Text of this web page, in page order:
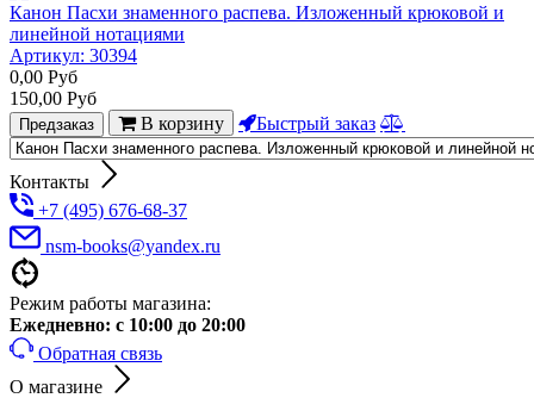
Канон Пасхи знаменного распева. Изложенный крюковой и
линейной нотациями
Артикул: 30394
0,00 Руб
150,00 Руб
Предзаказ В корзину Быстрый заказ
Контакты
+7 (495) 676-68-37
nsm-books@yandex.ru
Режим работы магазина:
Ежедневно: с 10:00 до 20:00
Обратная связь
О магазине